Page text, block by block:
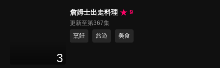
3
詹姆士出走料理
9
更新至第367集
烹飪
旅遊 美食